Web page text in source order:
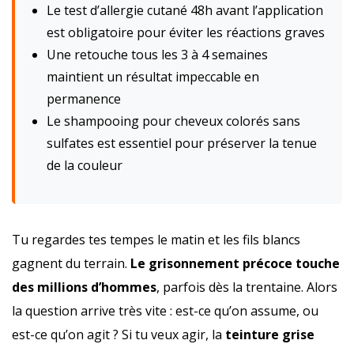
Le test d’allergie cutané 48h avant l’application
est obligatoire pour éviter les réactions graves
Une retouche tous les 3 à 4 semaines
maintient un résultat impeccable en
permanence
Le shampooing pour cheveux colorés sans
sulfates est essentiel pour préserver la tenue
de la couleur
Tu regardes tes tempes le matin et les fils blancs
gagnent du terrain. Le grisonnement précoce touche
des millions d’hommes, parfois dès la trentaine. Alors
la question arrive très vite : est-ce qu’on assume, ou
est-ce qu’on agit ? Si tu veux agir, la teinture grise